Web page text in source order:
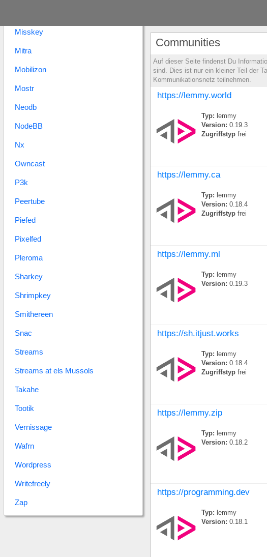
Misskey
Mitra
Mobilizon
Mostr
Neodb
NodeBB
Nx
Owncast
P3k
Peertube
Piefed
Pixelfed
Pleroma
Sharkey
Shrimpkey
Smithereen
Snac
Streams
Streams at els Mussols
Takahe
Tootik
Vernissage
Wafrn
Wordpress
Writefreely
Zap
Communities
Auf dieser Seite findenst Du
sind. Dies ist nur ein kleiner Teil der
Kommunikationsnetz teilnehmen.
https://lemmy.world
Typ: lemmy
Version: 0.19.3
Zugriffstyp frei
https://lemmy.ca
Typ: lemmy
Version: 0.18.4
Zugriffstyp frei
https://lemmy.ml
Typ: lemmy
Version: 0.19.3
https://sh.itjust.works
Typ: lemmy
Version: 0.18.4
Zugriffstyp frei
https://lemmy.zip
Typ: lemmy
Version: 0.18.2
https://programming.dev
Typ: lemmy
Version: 0.18.1